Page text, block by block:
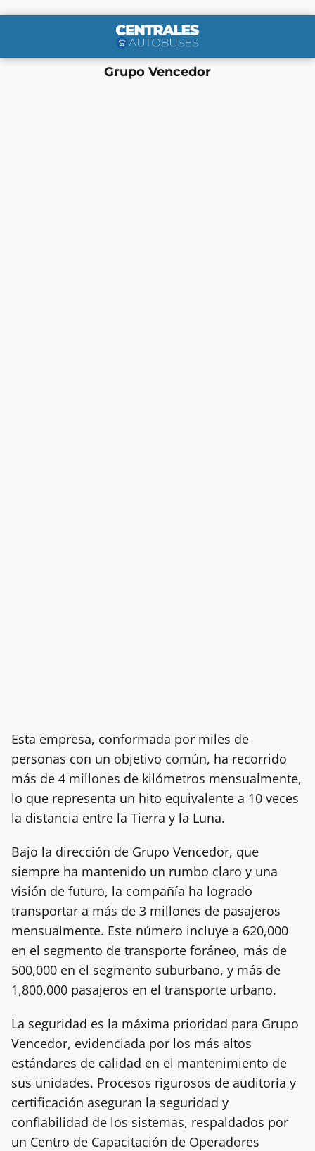
Grupo Vencedor
Esta empresa, conformada por miles de
personas con un objetivo común, ha recorrido
más de 4 millones de kilómetros mensualmente,
lo que representa un hito equivalente a 10 veces
la distancia entre la Tierra y la Luna.
Bajo la dirección de Grupo Vencedor, que
siempre ha mantenido un rumbo claro y una
visión de futuro, la compañía ha logrado
transportar a más de 3 millones de pasajeros
mensualmente. Este número incluye a 620,000
en el segmento de transporte foráneo, más de
500,000 en el segmento suburbano, y más de
1,800,000 pasajeros en el transporte urbano.
La seguridad es la máxima prioridad para Grupo
Vencedor, evidenciada por los más altos
estándares de calidad en el mantenimiento de
sus unidades. Procesos rigurosos de auditoría y
certificación aseguran la seguridad y
confiabilidad de los sistemas, respaldados por
un Centro de Capacitación de Operadores